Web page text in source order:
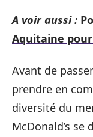
A voir aussi :
Aquitaine
Avant de
prendre en
diversité du
McDonald’s se